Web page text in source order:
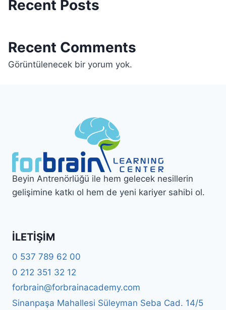
Recent Posts
Recent Comments
Görüntülenecek bir yorum yok.
Beyin Antrenörlüğü ile hem gelecek nesillerin
gelişimine katkı ol hem de yeni kariyer sahibi ol.
İLETIŞIM
0 537 789 62 00
0 212 351 32 12
forbrain@forbrainacademy.com
Sinanpaşa Mahallesi Süleyman Seba Cad. 14/5